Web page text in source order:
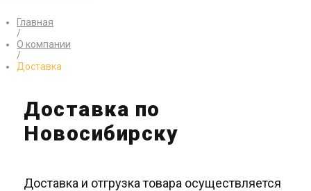
Главная
/
О компании
/
Доставка
Доставка по
Новосибирску
Доставка и отгрузка товара осуществляется